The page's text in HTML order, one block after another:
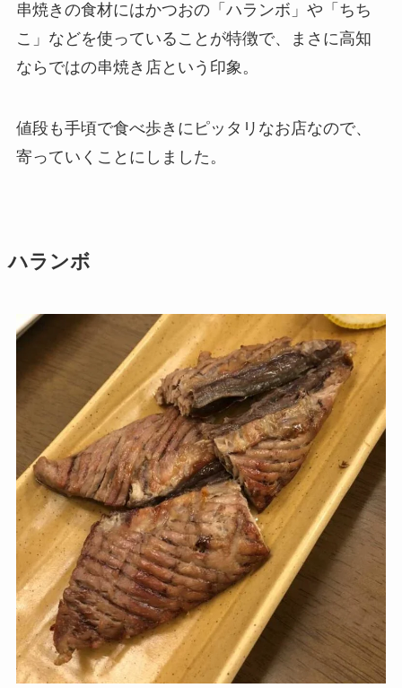
串焼きの食材にはかつおの「ハランボ」や「ちち
こ」などを使っていることが特徴で、まさに高知
ならではの串焼き店という印象。
値段も手頃で食べ歩きにピッタリなお店なので、
寄っていくことにしました。
ハランボ